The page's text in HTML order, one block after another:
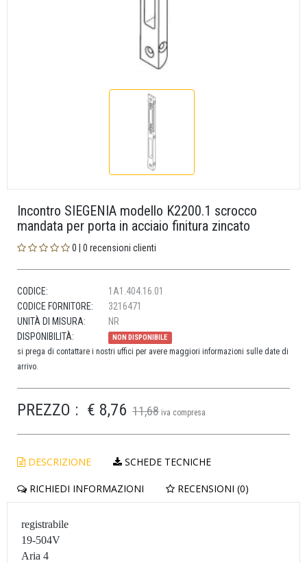
Incontro SIEGENIA modello K2200.1 scrocco
mandata per porta in acciaio finitura zincato
0 | 0 recensioni clienti
CODICE:
1A1.404.16.01
CODICE FORNITORE:
3216471
UNITÀ DI MISURA:
NR
DISPONIBILITÀ:
NON DISPONIBILE
si prega di contattare i nostri uffici per avere maggiori informazioni sulle date di
arrivo.
PREZZO : € 8,76 11,68 iva compresa
DESCRIZIONE SCHEDE TECNICHE
RICHIEDI INFORMAZIONI RECENSIONI (0)
registrabile
19-504V
Aria 4